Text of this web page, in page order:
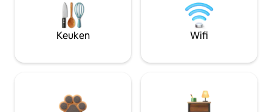
Keuken Wifi